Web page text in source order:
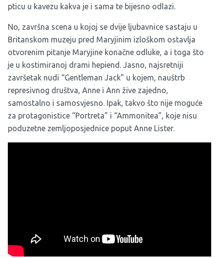
pticu u kavezu kakva je i sama te bijesno odlazi.
No, završna scena u kojoj se dvije ljubavnice sastaju u
Britanskom muzeju pred Maryjinim izloškom ostavlja
otvorenim pitanje Maryjine konačne odluke, a i toga što
je u kostimiranoj drami hepiend. Jasno, najsretniji
završetak nudi “Gentleman Jack” u kojem, nauštrb
represivnog društva, Anne i Ann žive zajedno,
samostalno i samosvjesno. Ipak, takvo što nije moguće
za protagonistice “Portreta” i “Ammonitea”, koje nisu
poduzetne zemljoposjednice poput Anne Lister.